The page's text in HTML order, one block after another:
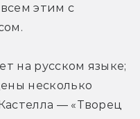
этим с
на русском языке;
несколько
— «Творец